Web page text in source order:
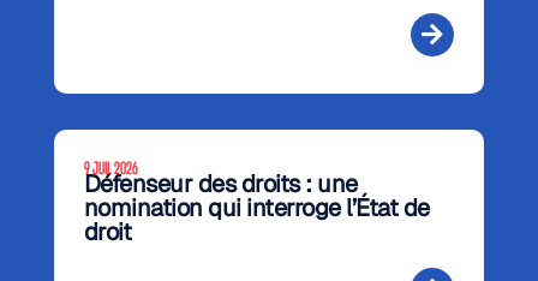
9 JUIL 2026
Défenseur des droits : une
nomination qui interroge l’État de
droit